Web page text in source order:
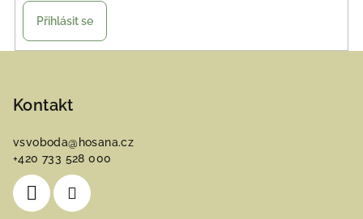
Přihlásit se
Kontakt
vsvoboda@ hosana.cz
+420 733 528 000